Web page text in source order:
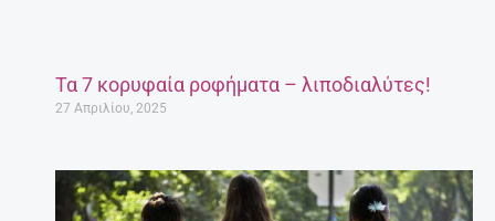
Τα 7 κορυφαία ροφήματα – λιποδιαλύτες!
27 Απριλίου, 2025